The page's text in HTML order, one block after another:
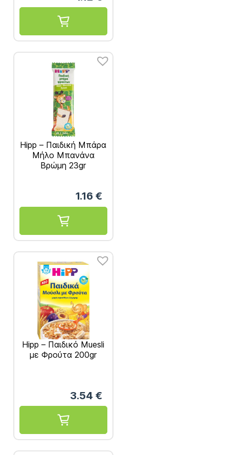
Hipp – Παιδική Μπάρα
Μήλο Μπανάνα
Βρώμη 23gr
1.16 €
Hipp – Παιδικό Muesli
με Φρούτα 200gr
3.54 €